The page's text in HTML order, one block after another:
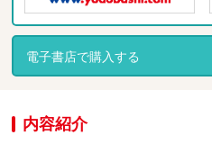
電子書店で購入する
内容紹介